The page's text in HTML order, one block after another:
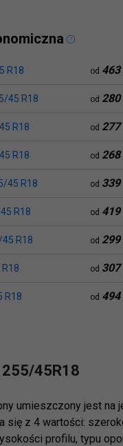
R18 od 463
45 R18 od 280
R18 od 277
R18 od 268
45 R18 od 339
R18 od 419
R18 od 299
od 307
R18 od 494
45R18
umieszczony jest na
się z 4 wartości:
profilu, typu